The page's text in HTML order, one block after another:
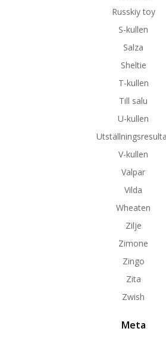
Russkiy toy
S-kullen
Salza
Sheltie
T-kullen
Till salu
U-kullen
V-kullen
Valpar
Vilda
Wheaten
Zilje
Zimone
Zingo
Zita
Zwish
Meta